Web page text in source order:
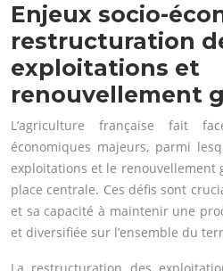
Enjeux socio-
restructuration
exploitations et
renouvellement
L’agriculture française fait
économiques majeurs, parmi
exploitations et le renouvellement
place centrale. Ces défis sont
et sa capacité à maintenir une
et diversifiée sur l’ensemble du